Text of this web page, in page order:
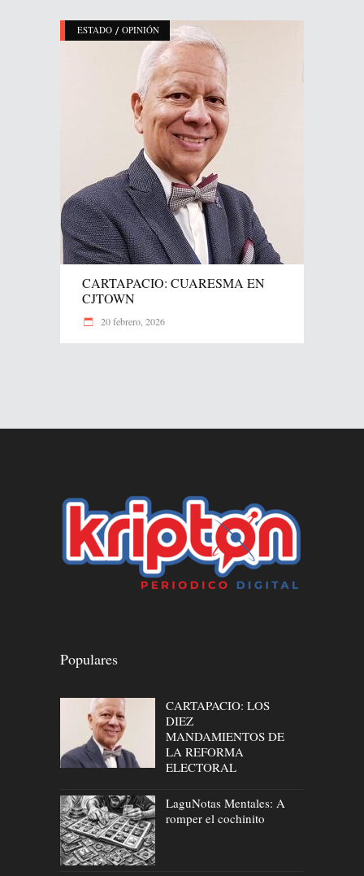
ESTADO / OPINIÓN
CARTAPACIO: CUARESMA EN
CJTOWN
20 febrero, 2026
Populares
CARTAPACIO: LOS
DIEZ
MANDAMIENTOS DE
LA REFORMA
ELECTORAL
LaguNotas Mentales: A
romper el cochinito